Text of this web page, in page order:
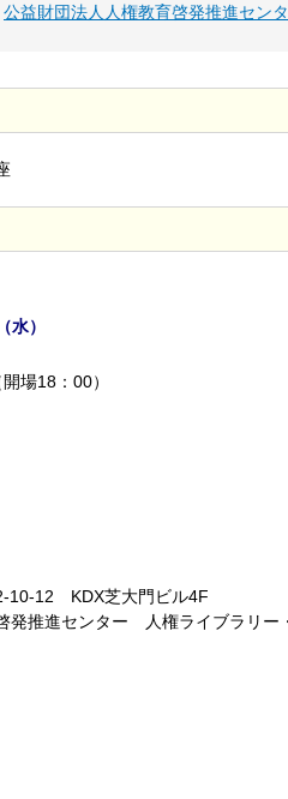
公益財団法人人権教育啓発推進セン
水）
場18：00）
10-12 KDX芝大門ビル4F
発推進センター 人権ライブラリー